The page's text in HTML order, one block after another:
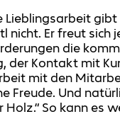
Lieblingsarbeit gibt
nicht. Er freut sich
die
der Kontakt mit
mit den
Freude. Und
Holz.“ So kann es